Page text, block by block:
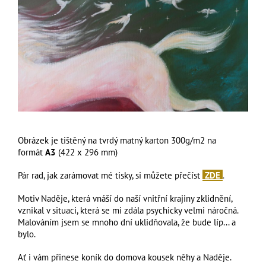
Obrázek je tištěný na tvrdý matný karton 300g/m2 na
formát A3 (422 x 296 mm)
Pár rad, jak zarámovat mé tisky, si můžete přečíst ZDE .
Motiv Naděje, která vnáší do naší vnitřní krajiny zklidnění,
vznikal v situaci, která se mi zdála psychicky velmi náročná.
Malováním jsem se mnoho dní uklidňovala, že bude líp... a
bylo.
Ať i vám přinese koník do domova kousek něhy a Naděje.